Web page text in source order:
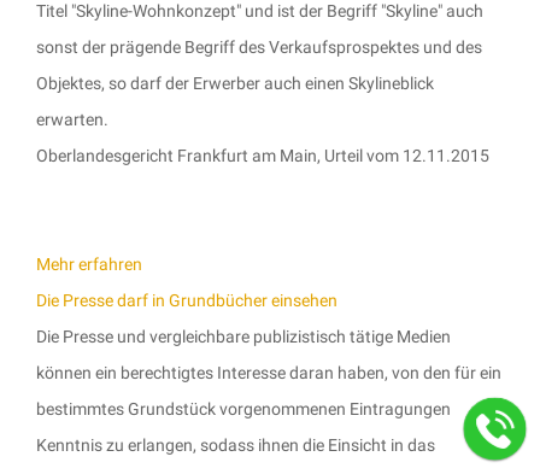
Titel "Skyline-Wohnkonzept" und ist der Begriff "Skyline" auch
sonst der prägende Begriff des Verkaufsprospektes und des
Objektes, so darf der Erwerber auch einen Skylineblick
erwarten.
Oberlandesgericht Frankfurt am Main, Urteil vom 12.11.2015
Mehr erfahren
Die Presse darf in Grundbücher einsehen
Die Presse und vergleichbare publizistisch tätige Medien
können ein berechtigtes Interesse daran haben, von den für ein
bestimmtes Grundstück vorgenommenen Eintragungen
Kenntnis zu erlangen, sodass ihnen die Einsicht in das